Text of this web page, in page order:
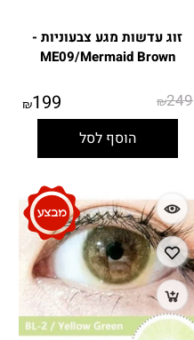
זוג עדשות מגע צבעוניות -
ME09/Mermaid Brown
₪249
₪199
הוסף לסל